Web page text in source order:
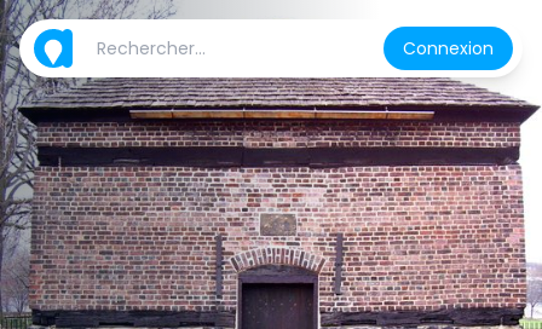
Connexion